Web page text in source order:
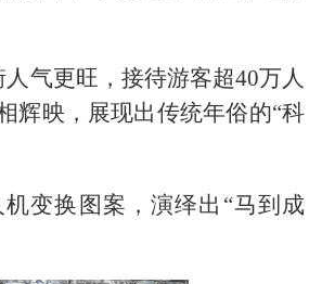
气更旺，接待游客超40万人
辉映，展现出传统年俗的“科
变换图案，演绎出“马到成